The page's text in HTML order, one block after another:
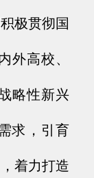
极贯彻国
外高校、
略性新兴
求，引育
着力打造